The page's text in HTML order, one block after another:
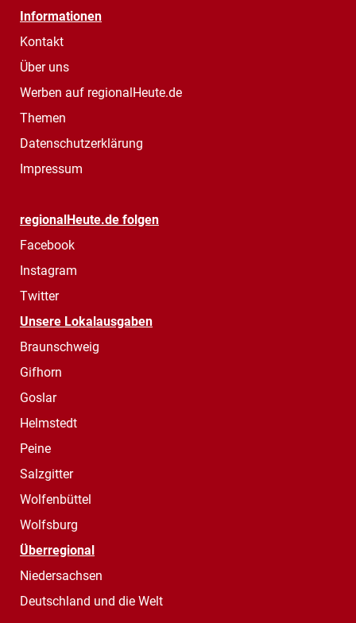
Informationen
Kontakt
Über uns
Werben auf regionalHeute.de
Themen
Datenschutzerklärung
Impressum
regionalHeute.de folgen
Facebook
Instagram
Twitter
Unsere Lokalausgaben
Braunschweig
Gifhorn
Goslar
Helmstedt
Peine
Salzgitter
Wolfenbüttel
Wolfsburg
Überregional
Niedersachsen
Deutschland und die Welt